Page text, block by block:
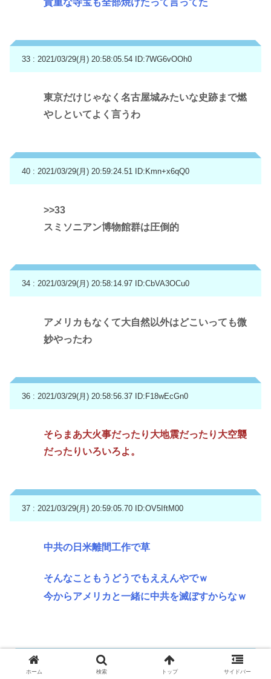
貴重な寺宝も全部焼けたって言ってた
33 : 2021/03/29(月) 20:58:05.54 ID:7WG6vOOh0
東京だけじゃなく名古屋城みたいな史跡まで燃
やしといてよく言うわ
40 : 2021/03/29(月) 20:59:24.51 ID:Kmn+x6qQ0
>>33
スミソニアン博物館群は圧倒的
34 : 2021/03/29(月) 20:58:14.97 ID:CbVA3OCu0
アメリカもなくて大自然以外はどこいっても微
妙やったわ
36 : 2021/03/29(月) 20:58:56.37 ID:F18wEcGn0
そらまあ大火事だったり大地震だったり大空襲
だったりいろいろよ。
37 : 2021/03/29(月) 20:59:05.70 ID:OV5IftM00
中共の日米離間工作で草
そんなこともうどうでもええんやでｗ
今からアメリカと一緒に中共を滅ぼすからなｗ
41 : 2021/03/29(月) 21:00:54.18 ID:aZt3YzkR0
ホーム 検索 トップ サイドバー